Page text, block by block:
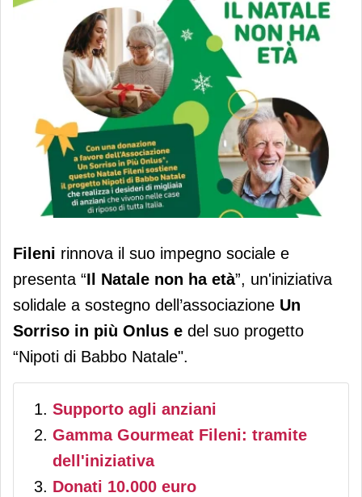
Fileni presenta “Il Natale non ha età”
a supporto del progetto i “Nipoti di
Babbo Natale”
Fileni rinnova il suo impegno sociale e
presenta “Il Natale non ha età”, un'iniziativa
solidale a sostegno dell’associazione Un
Sorriso in più Onlus e del suo progetto
“Nipoti di Babbo Natale".
Supporto agli anziani
Gamma Gourmeat Fileni: tramite
dell'iniziativa
Donati 10.000 euro